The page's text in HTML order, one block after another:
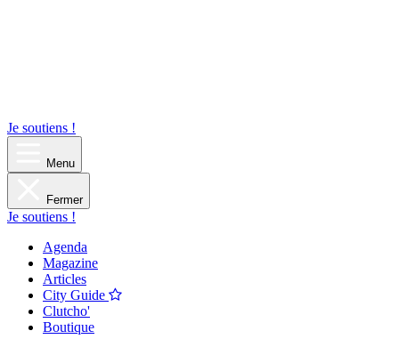
Je soutiens !
Menu
Fermer
Je soutiens !
Agenda
Magazine
Articles
City Guide
Clutcho'
Boutique